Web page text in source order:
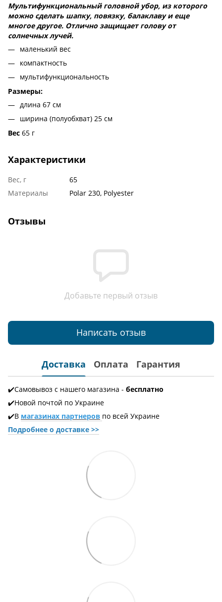
Мультифункциональный головной убор, из которого
можно сделать шапку, повязку, балаклаву и еще
многое другое. Отлично защищает голову от
солнечных лучей.
маленький вес
компактность
мультифункциональность
Размеры:
длина 67 см
ширина (полуобхват) 25 см
Вес 65 г
Характеристики
Вес, г
65
Материалы
Polar 230, Polyester
Отзывы
Добавьте первый отзыв
Написать отзыв
Доставка Оплата Гарантия
✔️Самовывоз с нашего магазина - бесплатно
✔️Новой почтой по Украине
✔️В магазинах партнеров по всей Украине
Подробнее о доставке >>